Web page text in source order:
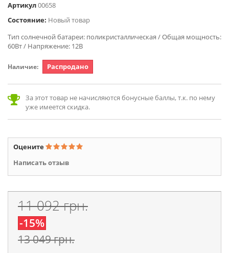
Артикул00658
Состояние: Новый товар
Тип солнечной батареи: поликристаллическая / Общая мощность:
60Вт / Напряжение: 12В
Наличие: Распродано
За этот товар не начисляются бонусные баллы, т.к. по нему
уже имеется скидка.
Оцените
Написать отзыв
11 092 грн.
-15%
13 049 грн.